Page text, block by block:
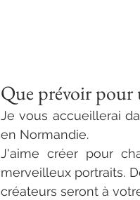
Que prévoir pour
Je vous accueillerai
en Normandie.
J'aime créer pour
merveilleux portraits.
créateurs seront à